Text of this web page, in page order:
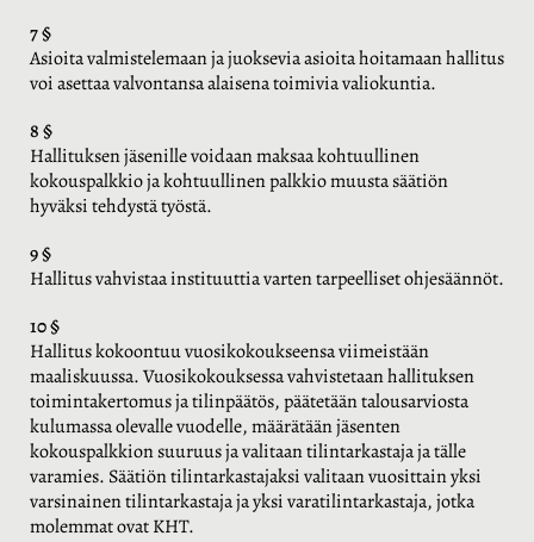
7 §
Asioita valmistelemaan ja juoksevia asioita hoitamaan hallitus
voi asettaa valvontansa alaisena toimivia valiokuntia.
8 §
Hallituksen jäsenille voidaan maksaa kohtuullinen
kokouspalkkio ja kohtuullinen palkkio muusta säätiön
hyväksi tehdystä työstä.
9 §
Hallitus vahvistaa instituuttia varten tarpeelliset ohjesäännöt.
10 §
Hallitus kokoontuu vuosikokoukseensa viimeistään
maaliskuussa. Vuosikokouksessa vahvistetaan hallituksen
toimintakertomus ja tilinpäätös, päätetään talousarviosta
kulumassa olevalle vuodelle, määrätään jäsenten
kokouspalkkion suuruus ja valitaan tilintarkastaja ja tälle
varamies. Säätiön tilintarkastajaksi valitaan vuosittain yksi
varsinainen tilintarkastaja ja yksi varatilintarkastaja, jotka
molemmat ovat KHT.